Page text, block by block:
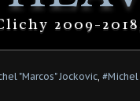
2009-
"Marcos" Jockovic,